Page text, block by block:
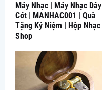
Máy Nhạc | Máy Nhạc Dây
Cót | MANHAC001 | Quà
Tặng Kỷ Niệm | Hộp Nhạc
Shop